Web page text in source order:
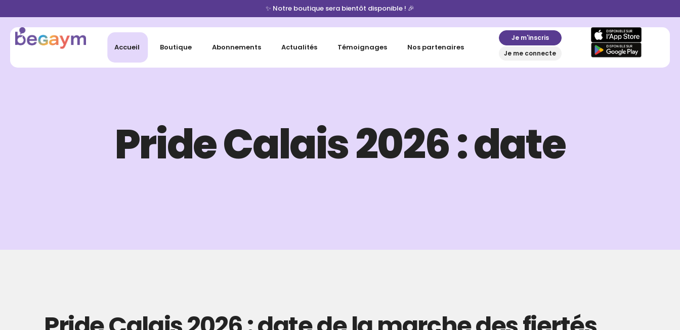
✨ Notre boutique sera bientôt disponible ! 🎉
Accueil Boutique Abonnements Actualités Témoignages Nos partenaires
Je m'inscris
Je me connecte
Pride Calais 2026 : date